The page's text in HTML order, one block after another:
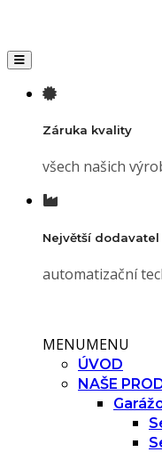
Toggle navigation
Záruka kvality
všech našich
Největší dodavatel
automatizační
MENUMENU
ÚVOD
NAŠE